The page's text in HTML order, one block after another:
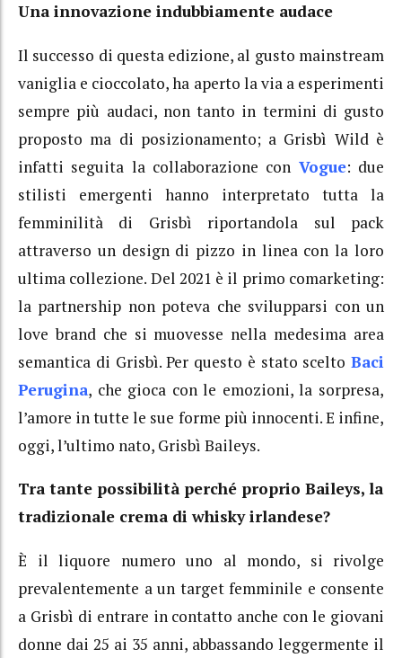
Una innovazione indubbiamente audace
Il successo di questa edizione, al gusto mainstream
vaniglia e cioccolato, ha aperto la via a esperimenti
sempre più audaci, non tanto in termini di gusto
proposto ma di posizionamento; a Grisbì Wild è
infatti seguita la collaborazione con Vogue: due
stilisti emergenti hanno interpretato tutta la
femminilità di Grisbì riportandola sul pack
attraverso un design di pizzo in linea con la loro
ultima collezione. Del 2021 è il primo comarketing:
la partnership non poteva che svilupparsi con un
love brand che si muovesse nella medesima area
semantica di Grisbì. Per questo è stato scelto Baci
Perugina, che gioca con le emozioni, la sorpresa,
l’amore in tutte le sue forme più innocenti. E infine,
oggi, l’ultimo nato, Grisbì Baileys.
Tra tante possibilità perché proprio Baileys, la
tradizionale crema di whisky irlandese?
È il liquore numero uno al mondo, si rivolge
prevalentemente a un target femminile e consente
a Grisbì di entrare in contatto anche con le giovani
donne dai 25 ai 35 anni, abbassando leggermente il